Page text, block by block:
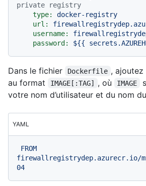
private registry
type:
docker-registry
url:
username:
password:
${{
Dans le fichier Dockerfile , ajoutez
au format
IMAGE[:TAG] , où IMAGE
votre nom d’utilisateur et du nom
YAML
FROM
firewallregistrydep.azurecr.io/
04